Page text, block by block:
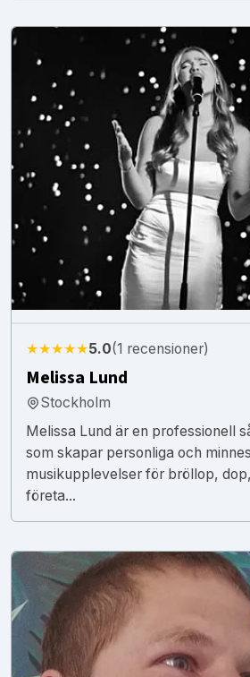
★★★★★5.0(1 recensioner)
Melissa Lund
Stockholm
Melissa Lund är en professionell
som skapar personliga och
musikupplevelser för bröllop,
företa...